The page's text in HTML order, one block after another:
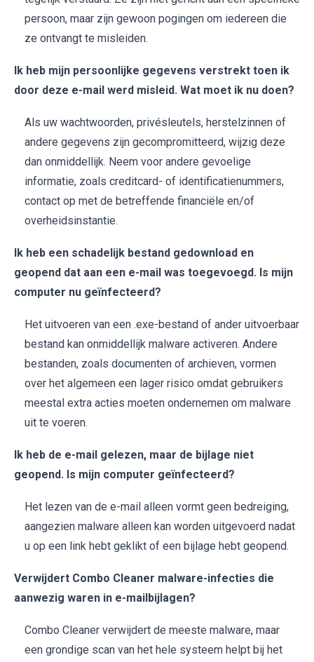
persoon, maar zijn gewoon pogingen om iedereen die
ze ontvangt te misleiden.
Ik heb mijn persoonlijke gegevens verstrekt toen ik
door deze e-mail werd misleid. Wat moet ik nu doen?
Als uw wachtwoorden, privésleutels, herstelzinnen of
andere gegevens zijn gecompromitteerd, wijzig deze
dan onmiddellijk. Neem voor andere gevoelige
informatie, zoals creditcard- of identificatienummers,
contact op met de betreffende financiële en/of
overheidsinstantie.
Ik heb een schadelijk bestand gedownload en
geopend dat aan een e-mail was toegevoegd. Is mijn
computer nu geïnfecteerd?
Het uitvoeren van een .exe-bestand of ander uitvoerbaar
bestand kan onmiddellijk malware activeren. Andere
bestanden, zoals documenten of archieven, vormen
over het algemeen een lager risico omdat gebruikers
meestal extra acties moeten ondernemen om malware
uit te voeren.
Ik heb de e-mail gelezen, maar de bijlage niet
geopend. Is mijn computer geïnfecteerd?
Het lezen van de e-mail alleen vormt geen bedreiging,
aangezien malware alleen kan worden uitgevoerd nadat
u op een link hebt geklikt of een bijlage hebt geopend.
Verwijdert Combo Cleaner malware-infecties die
aanwezig waren in e-mailbijlagen?
Combo Cleaner verwijdert de meeste malware, maar
een grondige scan van het hele systeem helpt bij het